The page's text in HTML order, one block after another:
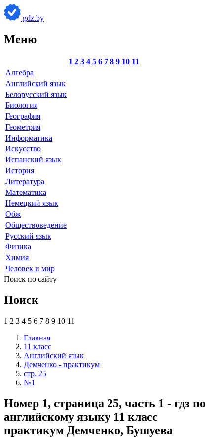
gdz.by
Меню
1 2 3 4 5 6 7 8 9 10 11
Алгебра
Английский язык
Белорусский язык
Биология
География
Геометрия
Информатика
Искусство
Испанский язык
История
Литература
Математика
Немецкий язык
Обж
Обществоведение
Русский язык
Физика
Химия
Человек и мир
Поиск по сайту
Поиск
1 2 3 4 5 6 7 8 9 10 11
Главная
11 класс
Английский язык
Демченко - практикум
стр. 25
№1
Номер 1, страница 25, часть 1 - гдз по
английскому языку 11 класс
практикум Демченко, Бушуева